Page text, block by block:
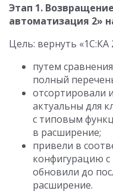
Этап 1.
автоматизация 2»
Цель: вернуть «1С:КА
путем
полный
отсортировали
актуальны для
с типовым
в расширение;
привели в
конфигурацию
обновили до
расширение.